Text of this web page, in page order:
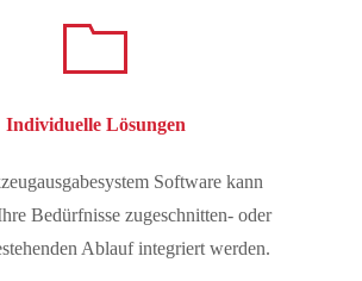
Individuelle Lösungen
Software kann
Bedürfnisse zugeschnitten- oder
Ablauf integriert werden.